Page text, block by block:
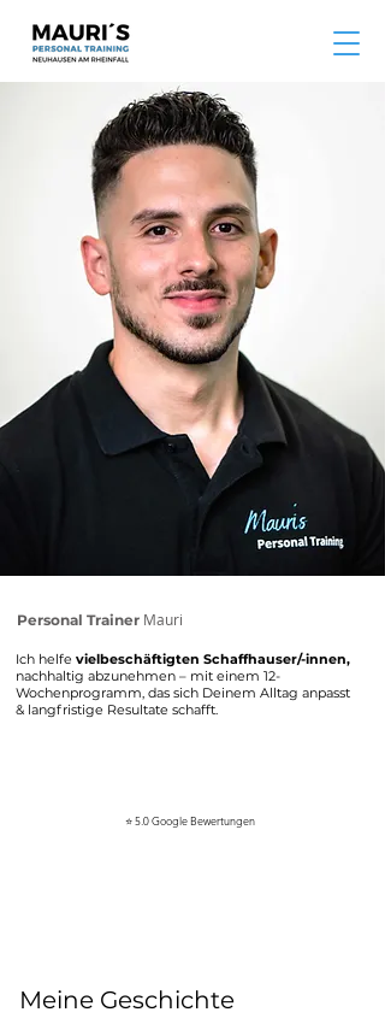
Personal Trainer Mauri
Ich helfe vielbeschäftigten Schaffhauser/-innen,
nachhaltig abzunehmen – mit einem 12-
Wochenprogramm, das sich Deinem Alltag anpasst
& langfristige Resultate schafft.
⭐ 5.0 Google Bewertungen
Meine Geschichte